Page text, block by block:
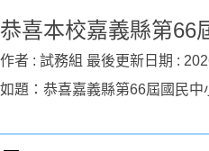
恭喜本校嘉義縣第66
作者 : 試務組 最後更新日期 :
如題：恭喜嘉義縣第66屆國民